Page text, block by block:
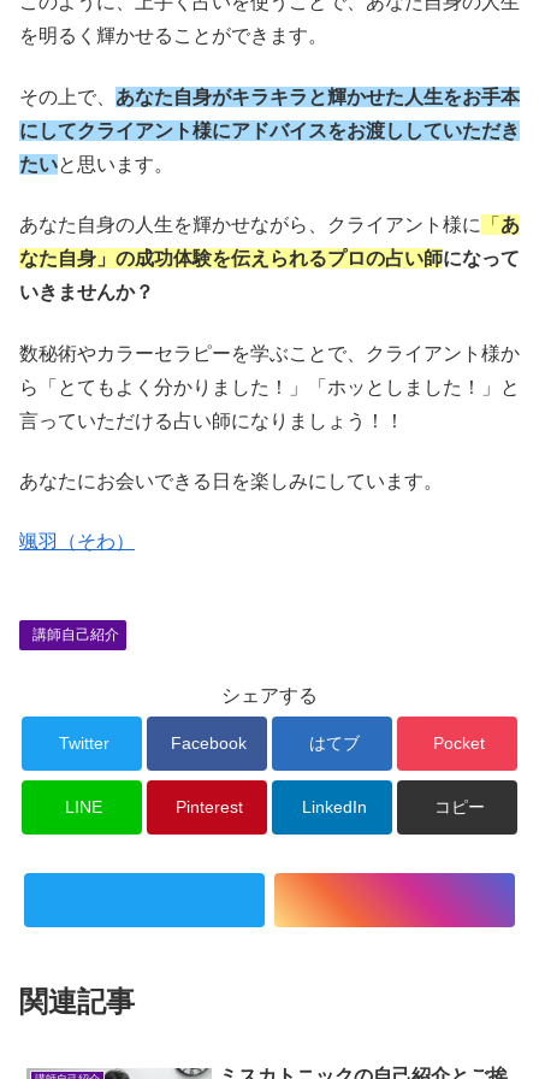
を明るく輝かせることができます。
その上で、 あなた自身がキラキラと輝かせた人生をお手本
にしてクライアント様にアドバイスをお渡ししていただき
たいと思います。
あなた自身の人生を輝かせながら、クライアント様に 「 あ
なた自身」の成功体験を伝えられるプロの占い師になって
いきませんか？
数秘術やカラーセラピーを学ぶことで、クライアント様か
ら「とてもよく分かりました！」「ホッとしました！」と
言っていただける占い師になりましょう！！
あなたにお会いできる日を楽しみにしています。
颯羽（そわ）
講師自己紹介
シェアする
Twitter Facebook はてブ Pocket
LINE Pinterest LinkedIn コピー
関連記事